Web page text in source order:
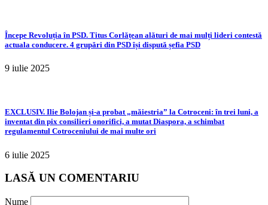
Începe Revoluția în PSD. Titus Corlățean alături de mai mulți lideri contestă
actuala conducere. 4 grupări din PSD își dispută șefia PSD
9 iulie 2025
EXCLUSIV. Ilie Bolojan și-a probat „măiestria” la Cotroceni: în trei luni, a
inventat din pix consilieri onorifici, a mutat Diaspora, a schimbat
regulamentul Cotroceniului de mai multe ori
6 iulie 2025
LASĂ UN COMENTARIU
Nume